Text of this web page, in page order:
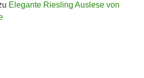
Elegante Riesling Auslese von